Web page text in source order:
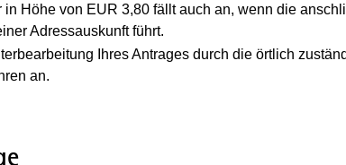
in Höhe von EUR 3,80 fällt auch an, wenn die
Adressauskunft führt.
Ihres Antrages durch die örtlich
an.